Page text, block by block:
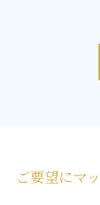
ご要望にマ